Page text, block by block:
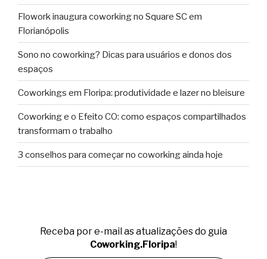
Flowork inaugura coworking no Square SC em
Florianópolis
Sono no coworking? Dicas para usuários e donos dos
espaços
Coworkings em Floripa: produtividade e lazer no bleisure
Coworking e o Efeito CO: como espaços compartilhados
transformam o trabalho
3 conselhos para começar no coworking ainda hoje
Receba por e-mail as atualizações do guia
Coworking.Floripa!